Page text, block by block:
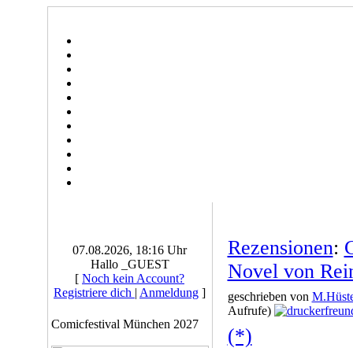
07.08.2026, 18:16 Uhr
Hallo _GUEST
[ Noch kein Account?
Registriere dich | Anmeldung ]
Comicfestival München 2027
Rezensionen:
Novel von
geschrieben von
Aufrufe)
(*)